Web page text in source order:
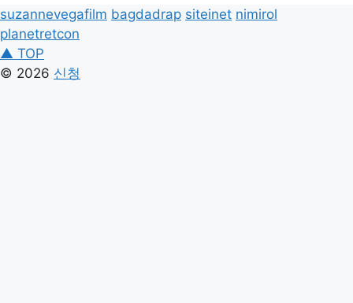
suzannevegafilm bagdadrap siteinet nimirol
planetretcon
▲ TOP
© 2026 신청